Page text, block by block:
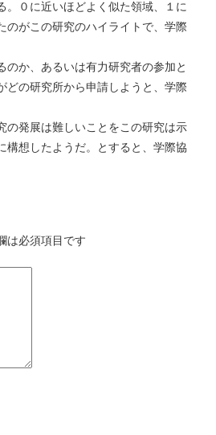
０に近いほどよく似た領域、１に
のがこの研究のハイライトで、学際
か、あるいは有力研究者の参加と
どの研究所から申請しようと、学際
発展は難しいことをこの研究は示
構想したようだ。とすると、学際協
は必須項目です